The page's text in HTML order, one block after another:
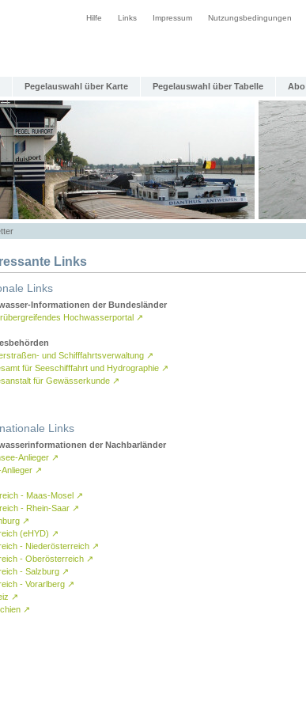
Hilfe Links Impressum Nutzungsbedingungen
Pegelauswahl über Karte Pegelauswahl über Tabelle Abo
Links
Links
Informationen der Bundesländer
Hochwasserportal ↗
und Schifffahrtsverwaltung ↗
für Seeschifffahrt und Hydrographie ↗
für Gewässerkunde ↗
Links
der Nachbarländer
Anlieger ↗
↗
- Maas-Mosel ↗
- Rhein-Saar ↗
↗
(eHYD) ↗
- Niederösterreich ↗
- Oberösterreich ↗
- Salzburg ↗
- Vorarlberg ↗
↗
↗